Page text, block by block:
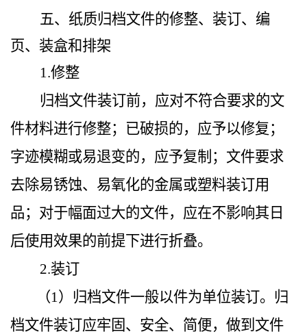
五、纸质归档文件的修整、装订、编
页、装盒和排架
1.修整
归档文件装订前，应对不符合要求的文
件材料进行修整；已破损的，应予以修复；
字迹模糊或易退变的，应予复制；文件要求
去除易锈蚀、易氧化的金属或塑料装订用
品；对于幅面过大的文件，应在不影响其日
后使用效果的前提下进行折叠。
2.装订
（1）归档文件一般以件为单位装订。归
档文件装订应牢固、安全、简便，做到文件